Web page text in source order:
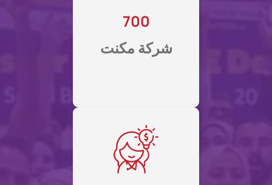
700
شركة مكنت